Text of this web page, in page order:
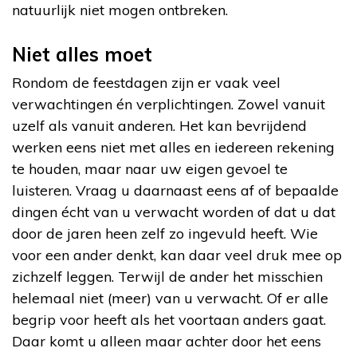
natuurlijk niet mogen ontbreken.
Niet alles moet
Rondom de feestdagen zijn er vaak veel
verwachtingen én verplichtingen. Zowel vanuit
uzelf als vanuit anderen. Het kan bevrijdend
werken eens niet met alles en iedereen rekening
te houden, maar naar uw eigen gevoel te
luisteren. Vraag u daarnaast eens af of bepaalde
dingen écht van u verwacht worden of dat u dat
door de jaren heen zelf zo ingevuld heeft. Wie
voor een ander denkt, kan daar veel druk mee op
zichzelf leggen. Terwijl de ander het misschien
helemaal niet (meer) van u verwacht. Of er alle
begrip voor heeft als het voortaan anders gaat.
Daar komt u alleen maar achter door het eens